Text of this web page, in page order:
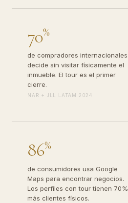
70%
de compradores internacionales
decide sin visitar físicamente el
inmueble. El tour es el primer
cierre.
NAR + JLL LATAM 2024
86%
de consumidores usa Google
Maps para encontrar negocios.
Los perfiles con tour tienen 70%
más clientes físicos.